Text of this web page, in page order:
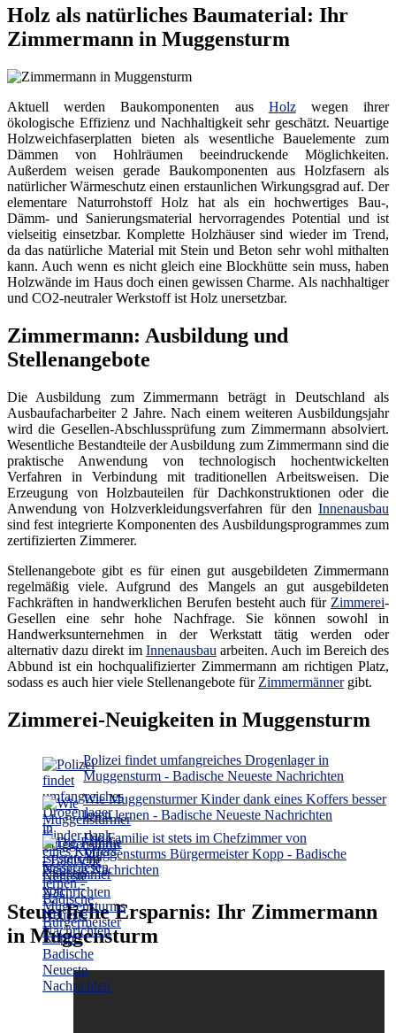
Holz als natürliches Baumaterial: Ihr
Zimmermann in Muggensturm
Aktuell werden Baukomponenten aus Holzwegen ihrer
ökologische Effizienz und Nachhaltigkeit sehr geschätzt. Neuartige
Holzweichfaserplatten bieten als wesentliche Bauelemente zum
Dämmen von Hohlräumen beeindruckende Möglichkeiten.
Außerdem weisen gerade Baukomponenten aus Holzfasern als
natürlicher Wärmeschutz einen erstaunlichen Wirkungsgrad auf. Der
elementare Naturrohstoff Holz hat als ein hochwertiges Bau-,
Dämm- und Sanierungsmaterial hervorragendes Potential und ist
vielseitig einsetzbar. Komplette Holzhäuser sind wieder im Trend,
da das natürliche Material mit Stein und Beton sehr wohl mithalten
kann. Auch wenn es nicht gleich eine Blockhütte sein muss, haben
Holzwände im Haus doch einen gewissen Charme. Als nachhaltiger
und CO2-neutraler Werkstoff ist Holz unersetzbar.
Zimmermann: Ausbildung und
Stellenangebote
Die Ausbildung zum Zimmermann beträgt in Deutschland als
Ausbaufacharbeiter 2 Jahre. Nach einem weiteren Ausbildungsjahr
wird die Gesellen-Abschlussprüfung zum Zimmermann absolviert.
Wesentliche Bestandteile der Ausbildung zum Zimmermann sind die
praktische Anwendung von technologisch hochentwickelten
Verfahren in Verbindung mit traditionellen Arbeitsweisen. Die
Erzeugung von Holzbauteilen für Dachkonstruktionen oder die
Anwendung von Holzverkleidungsverfahren für den Innenausbau
sind fest integrierte Komponenten des Ausbildungsprogrammes zum
zertifizierten Zimmerer.
Stellenangebote gibt es für einen gut ausgebildeten Zimmermann
regelmäßig viele. Aufgrund des Mangels an gut ausgebildeten
Fachkräften in handwerklichen Berufen besteht auch für Zimmerei-
Gesellen eine sehr hohe Nachfrage. Sie können sowohl in
Handwerksunternehmen in der Werkstatt tätig werden oder
alternativ dazu direkt im Innenausbau arbeiten. Auch im Bereich des
Abbund ist ein hochqualifizierter Zimmermann am richtigen Platz,
sodass es auch hier viele Stellenangebote für Zimmermännergibt.
Zimmerei-Neuigkeiten in Muggensturm
Polizei findet umfangreiches Drogenlager in
Muggensturm - Badische Neueste Nachrichten
Wie Muggensturmer Kinder dank eines Koffers besser
lesen lernen - Badische Neueste Nachrichten
Die Familie ist stets im Chefzimmer von
Muggensturms Bürgermeister Kopp - Badische
Neueste Nachrichten
Steuerliche Ersparnis: Ihr Zimmermann
in Muggensturm